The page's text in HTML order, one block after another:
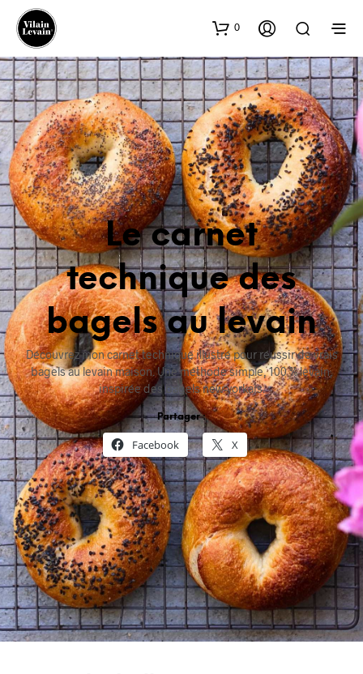
0
Le carnet
technique des
bagels au levain
Découvrez mon carnet technique illustré pour réussir de vrais
bagels au levain maison. Une méthode simple, 100 % levain,
inspirée des bagels new-yorkais.
Partager :
Facebook X